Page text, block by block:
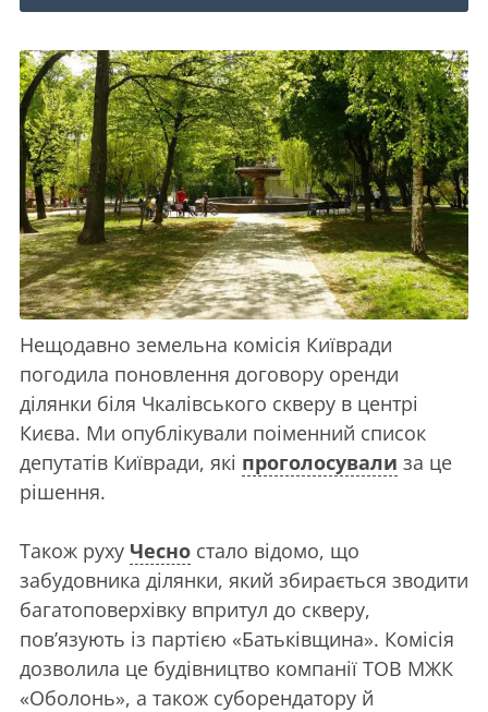
Нещодавно земельна комісія Київради
погодила поновлення договору оренди
ділянки біля Чкалівського скверу в центрі
Києва. Ми опублікували поіменний список
депутатів Київради, які проголосували за це
рішення.
Також руху Чесно стало відомо, що
забудовника ділянки, який збирається зводити
багатоповерхівку впритул до скверу,
пов’язують із партією «Батьківщина». Комісія
дозволила це будівництво компанії ТОВ МЖК
«Оболонь», а також суборендатору й